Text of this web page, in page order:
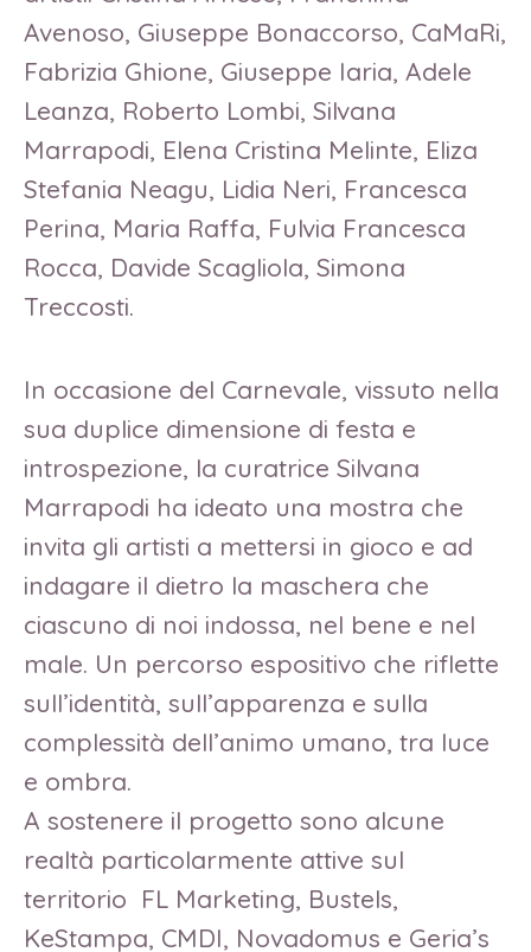
Avenoso, Giuseppe Bonaccorso, CaMaRi,
Fabrizia Ghione, Giuseppe Iaria, Adele
Leanza, Roberto Lombi, Silvana
Marrapodi, Elena Cristina Melinte, Eliza
Stefania Neagu, Lidia Neri, Francesca
Perina, Maria Raffa, Fulvia Francesca
Rocca, Davide Scagliola, Simona
Treccosti.
In occasione del Carnevale, vissuto nella
sua duplice dimensione di festa e
introspezione, la curatrice Silvana
Marrapodi ha ideato una mostra che
invita gli artisti a mettersi in gioco e ad
indagare il dietro la maschera che
ciascuno di noi indossa, nel bene e nel
male. Un percorso espositivo che riflette
sull’identità, sull’apparenza e sulla
complessità dell’animo umano, tra luce
e ombra.
A sostenere il progetto sono alcune
realtà particolarmente attive sul
territorio  FL Marketing, Bustels,
KeStampa, CMDI, Novadomus e Geria’s